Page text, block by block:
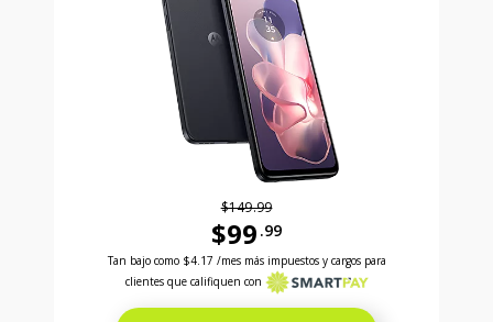
$149.99
$99 .99
Antes el precio era 149 dollars and 99 cents
Tan bajo como $4.17 /mes más impuestos y cargos para
clientes que califiquen con